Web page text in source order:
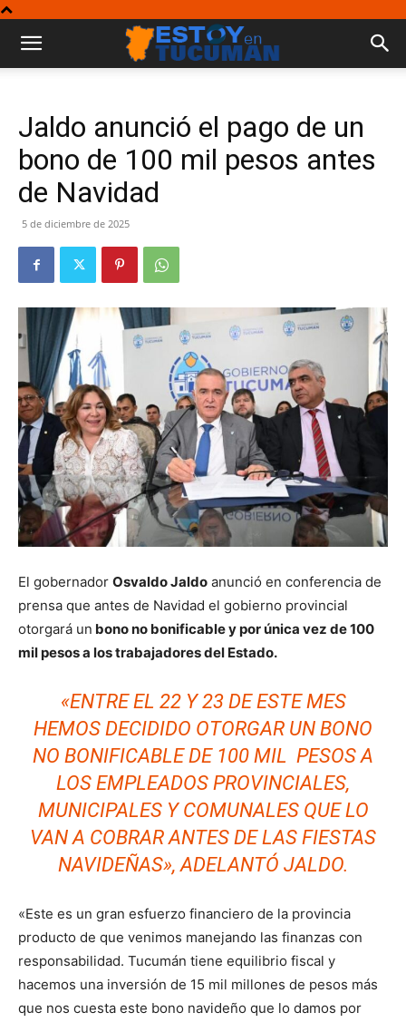
Jaldo anunció el pago de un
bono de 100 mil pesos antes
de Navidad
5 de diciembre de 2025
El gobernador Osvaldo Jaldo anunció en conferencia de
prensa que antes de Navidad el gobierno provincial
otorgará un bono no bonificable y por única vez de 100
mil pesos a los trabajadores del Estado.
«ENTRE EL 22 Y 23 DE ESTE MES
HEMOS DECIDIDO OTORGAR UN BONO
NO BONIFICABLE DE 100 MIL PESOS A
LOS EMPLEADOS PROVINCIALES,
MUNICIPALES Y COMUNALES QUE LO
VAN A COBRAR ANTES DE LAS FIESTAS
NAVIDEÑAS», ADELANTÓ JALDO.
«Este es un gran esfuerzo financiero de la provincia
producto de que venimos manejando las finanzas con
responsabilidad. Tucumán tiene equilibrio fiscal y
hacemos una inversión de 15 mil millones de pesos más
que nos cuesta este bono navideño que lo damos por